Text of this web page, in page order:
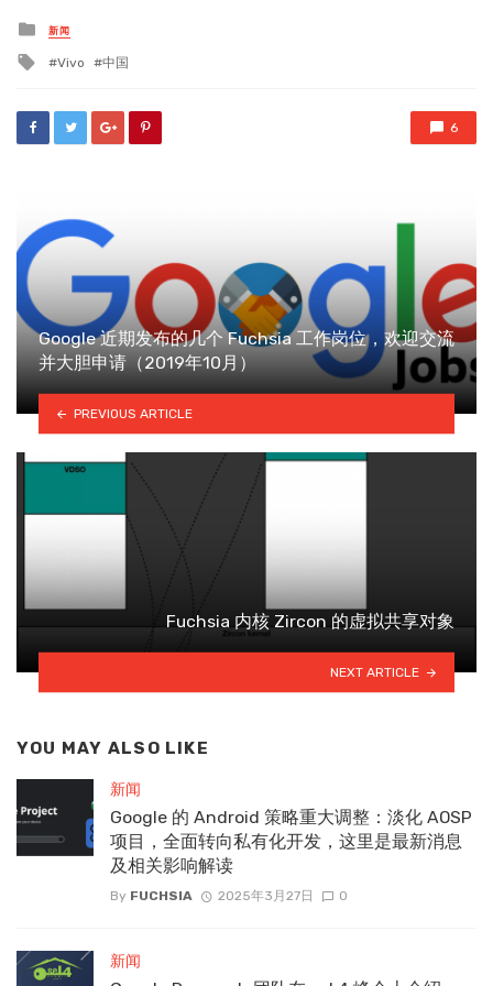
Posted
in
新闻
Tagged
Vivo 中国
6
Google 近期发布的几个 Fuchsia 工作岗位，欢迎交流
并大胆申请（2019年10月）
PREVIOUS ARTICLE
Fuchsia 内核 Zircon 的虚拟共享对象
NEXT ARTICLE
YOU MAY ALSO LIKE
新闻
Google 的 Android 策略重大调整：淡化 AOSP
项目，全面转向私有化开发，这里是最新消息
及相关影响解读
By FUCHSIA 2025年3月27日 0
新闻